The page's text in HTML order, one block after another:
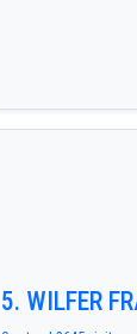
5. WILFER